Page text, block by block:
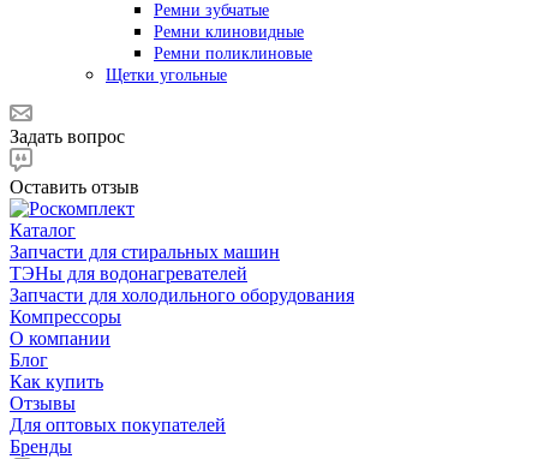
Ремни зубчатые
Ремни клиновидные
Ремни поликлиновые
Щетки угольные
Задать вопрос
Оставить отзыв
Каталог
Запчасти для стиральных машин
ТЭНы для водонагревателей
Запчасти для холодильного оборудования
Компрессоры
О компании
Блог
Как купить
Отзывы
Для оптовых покупателей
Бренды